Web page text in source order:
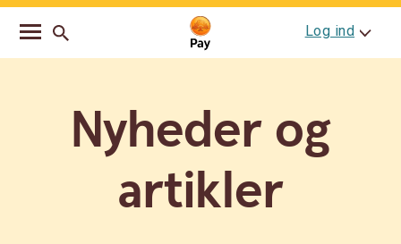
Go
Skip
Log ind
Nyheder og
artikler